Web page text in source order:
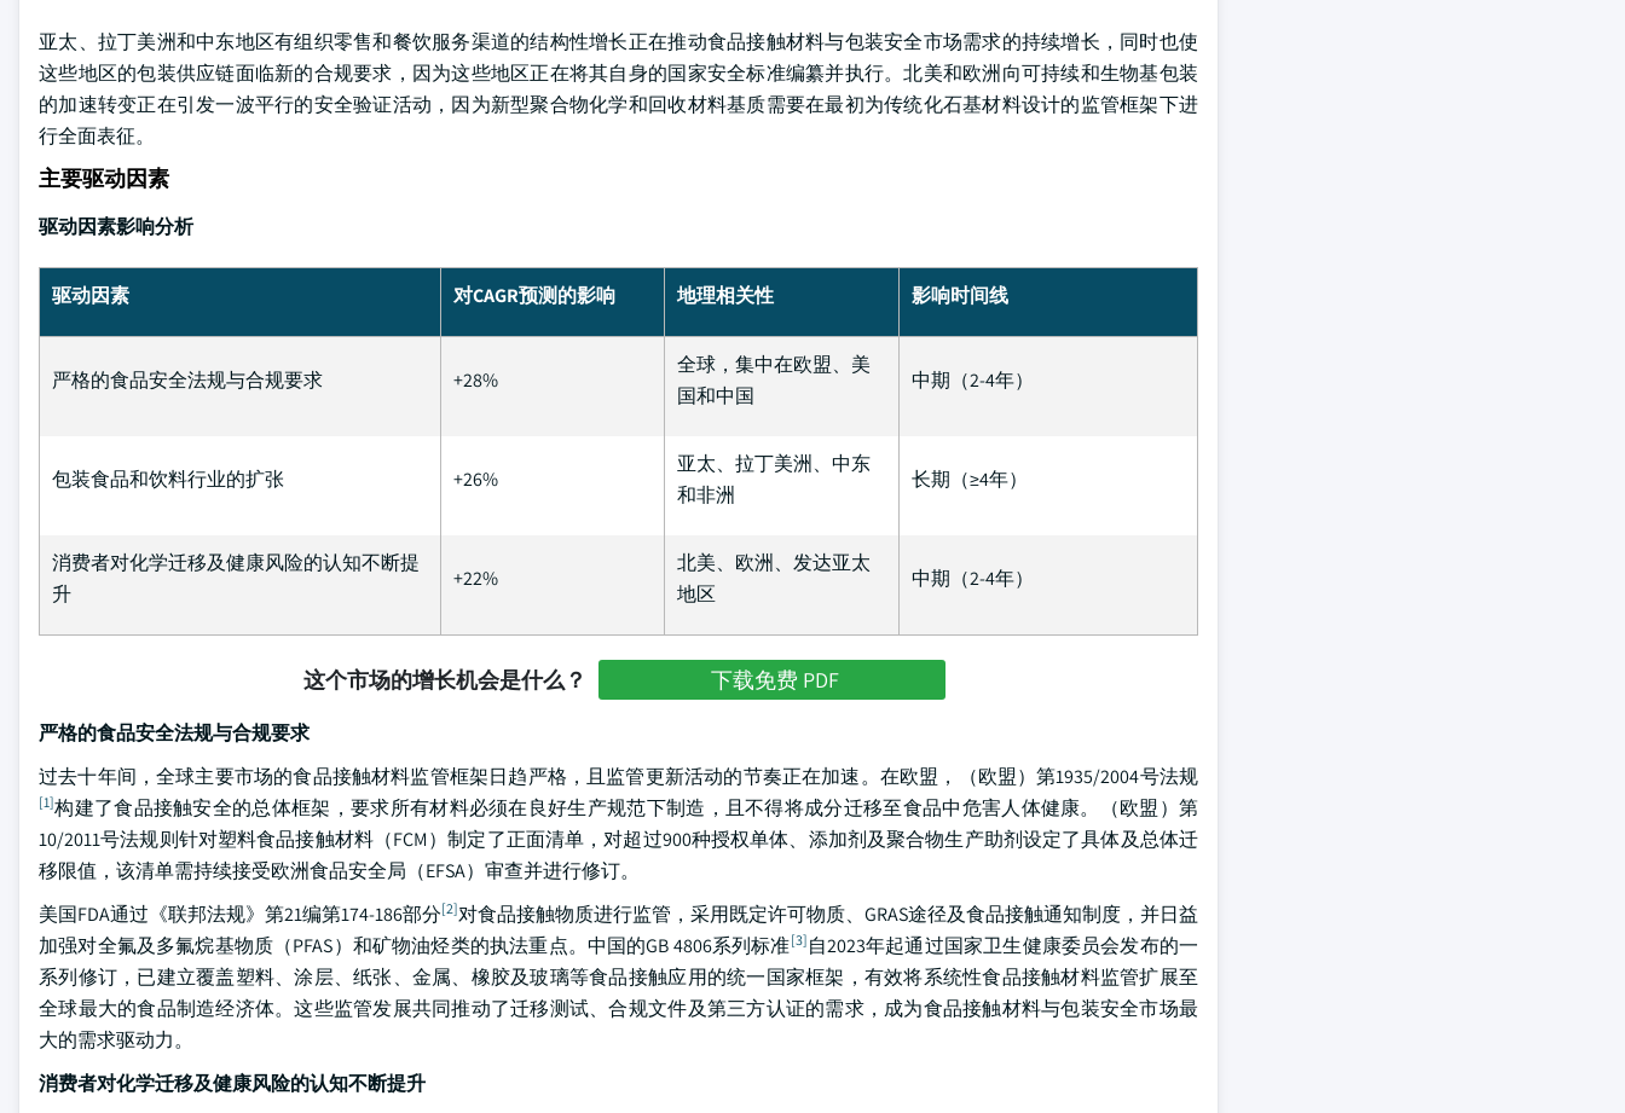
亚太、拉丁美洲和中东地区有组织零售和餐饮服务渠道的结构性增长正在推动食品接触材料与包装安全市场需求的持续增长，同时也使
这些地区的包装供应链面临新的合规要求，因为这些地区正在将其自身的国家安全标准编纂并执行。北美和欧洲向可持续和生物基包装
的加速转变正在引发一波平行的安全验证活动，因为新型聚合物化学和回收材料基质需要在最初为传统化石基材料设计的监管框架下进
行全面表征。
主要驱动因素
驱动因素影响分析
驱动因素 对CAGR预测的影响 地理相关性 影响时间线
严格的食品安全法规与合规要求 +28%
全球，集中在欧盟、美
国和中国
中期（2-4年）
包装食品和饮料行业的扩张 +26%
亚太、拉丁美洲、中东
和非洲
长期（≥4年）
消费者对化学迁移及健康风险的认知不断提
升
+22%
北美、欧洲、发达亚太
地区
中期（2-4年）
这个市场的增长机会是什么？ 下载免费 PDF
严格的食品安全法规与合规要求
过去十年间，全球主要市场的食品接触材料监管框架日趋严格，且监管更新活动的节奏正在加速。在欧盟，（欧盟）第1935/2004号法规
[1]构建了食品接触安全的总体框架，要求所有材料必须在良好生产规范下制造，且不得将成分迁移至食品中危害人体健康。（欧盟）第
10/2011号法规则针对塑料食品接触材料（FCM）制定了正面清单，对超过900种授权单体、添加剂及聚合物生产助剂设定了具体及总体迁
移限值，该清单需持续接受欧洲食品安全局（EFSA）审查并进行修订。
美国FDA通过《联邦法规》第21编第174-186部分[2]对食品接触物质进行监管，采用既定许可物质、GRAS途径及食品接触通知制度，并日益
加强对全氟及多氟烷基物质（PFAS）和矿物油烃类的执法重点。中国的GB 4806系列标准[3] 自2023年起通过国家卫生健康委员会发布的一
系列修订，已建立覆盖塑料、涂层、纸张、金属、橡胶及玻璃等食品接触应用的统一国家框架，有效将系统性食品接触材料监管扩展至
全球最大的食品制造经济体。这些监管发展共同推动了迁移测试、合规文件及第三方认证的需求，成为食品接触材料与包装安全市场最
大的需求驱动力。
消费者对化学迁移及健康风险的认知不断提升